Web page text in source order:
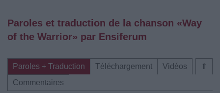
Paroles et traduction de la chanson «Way
of the Warrior» par Ensiferum
⇑
Paroles + Traduction Téléchargement
Vidéos
Commentaires